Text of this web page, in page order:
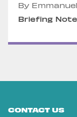
By
Briefing Note
CONTACT US